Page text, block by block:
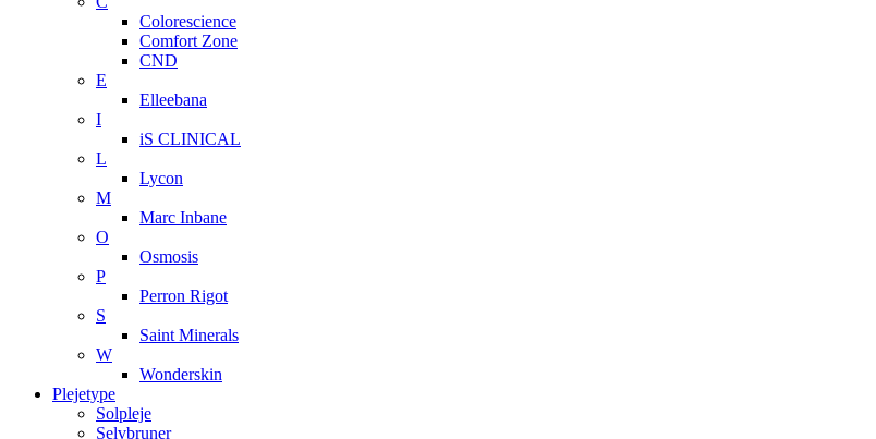
Colorescience
Comfort Zone
CND
E
Elleebana
I
iS CLINICAL
L
Lycon
M
Marc Inbane
O
Osmosis
P
Perron Rigot
S
Saint Minerals
W
Wonderskin
Plejetype
Solpleje
Selvbruner